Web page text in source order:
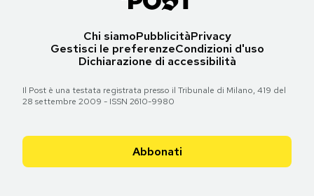
Chi siamoPubblicitàPrivacy
Gestisci le preferenzeCondizioni d'uso
Dichiarazione di accessibilità
Il Post è una testata registrata presso il Tribunale di Milano, 419 del
28 settembre 2009 - ISSN 2610-9980
Abbonati